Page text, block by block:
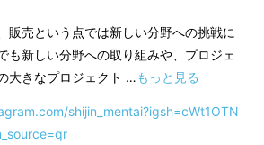
味無臭なので、明太子本来の味
。
赤（唐辛子）
だらの卵巣（米
、昆布、味醂、糖
糖、ぶどう糖液
食塩、唐辛子、発
ス、酵母エキス、
原材料名：すけと
国、またはロシア
類（水飴、砂糖、
糖）、醤油、清酒
販売という点では新しい分野への挑戦に
も新しい分野への取り組みや、プロジェ
大きなプロジェクト …もっと見る
shijin_mentai?igsh=cWt1OTN